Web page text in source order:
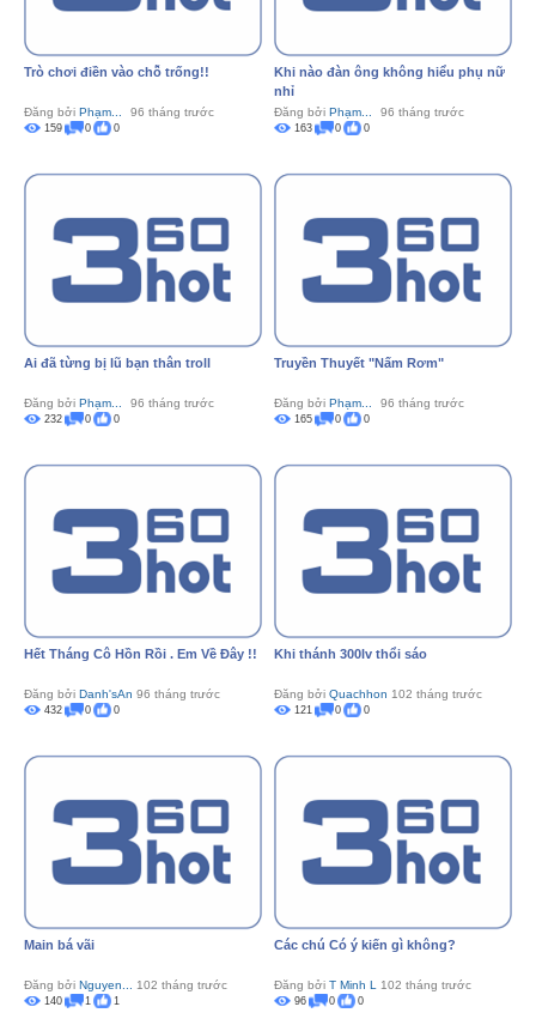
Trò chơi điền vào chỗ trống!!
Đăng bởi Phạm... 96 tháng trước
159 0 0
Khi nào đàn ông không hiểu phụ nữ
nhỉ
Đăng bởi Phạm... 96 tháng trước
163 0 0
Ai đã từng bị lũ bạn thân troll
Đăng bởi Phạm... 96 tháng trước
232 0 0
Truyền Thuyết "Nấm Rơm"
Đăng bởi Phạm... 96 tháng trước
165 0 0
Hết Tháng Cô Hồn Rồi . Em Về Đây !!
Đăng bởi Danh'sAn 96 tháng trước
432 0 0
Khi thánh 300lv thổi sáo
Đăng bởi Quachhon 102 tháng trước
121 0 0
Main bá vãi
Đăng bởi Nguyen... 102 tháng trước
140 1 1
Các chú Có ý kiến gì không?
Đăng bởi T Minh L 102 tháng trước
96 0 0